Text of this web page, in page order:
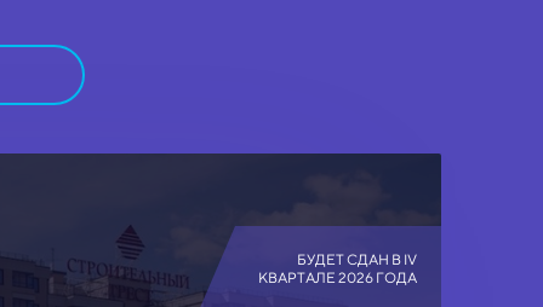
БУДЕТ СДАН В IV
КВАРТАЛЕ 2026 ГОДА